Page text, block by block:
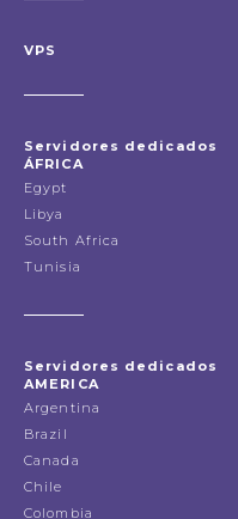
VPS
Servidores dedicados
ÁFRICA
Egypt
Libya
South Africa
Tunisia
Servidores dedicados
AMERICA
Argentina
Brazil
Canada
Chile
Colombia